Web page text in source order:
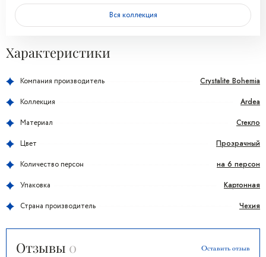
Вся коллекция
Характеристики
Компания производитель Crystalite Bohemia
Коллекция Ardea
Материал Стекло
Цвет Прозрачный
Количество персон на 6 персон
Упаковка Картонная
Страна производитель Чехия
Отзывы 0 Оставить отзыв